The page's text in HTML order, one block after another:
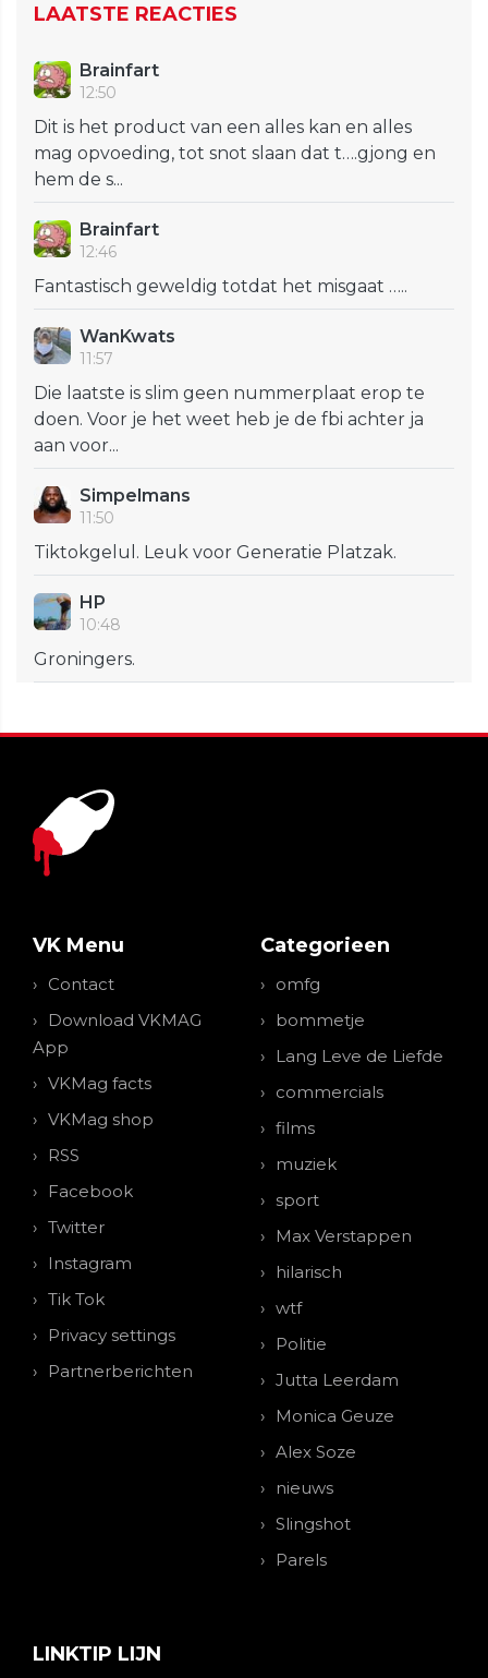
LAATSTE REACTIES
Brainfart
12:50
Dit is het product van een alles kan en alles
mag opvoeding, tot snot slaan dat t….gjong en
hem de s...
Brainfart
12:46
Fantastisch geweldig totdat het misgaat …..
WanKwats
11:57
Die laatste is slim geen nummerplaat erop te
doen. Voor je het weet heb je de fbi achter ja
aan voor...
Simpelmans
11:50
Tiktokgelul. Leuk voor Generatie Platzak.
HP
10:48
Groningers.
VK Menu
Contact
Download VKMAG
App
VKMag facts
VKMag shop
RSS
Facebook
Twitter
Instagram
Tik Tok
Privacy settings
Partnerberichten
Categorieen
omfg
bommetje
Lang Leve de Liefde
commercials
films
muziek
sport
Max Verstappen
hilarisch
wtf
Politie
Jutta Leerdam
Monica Geuze
Alex Soze
nieuws
Slingshot
Parels
LINKTIP LIJN